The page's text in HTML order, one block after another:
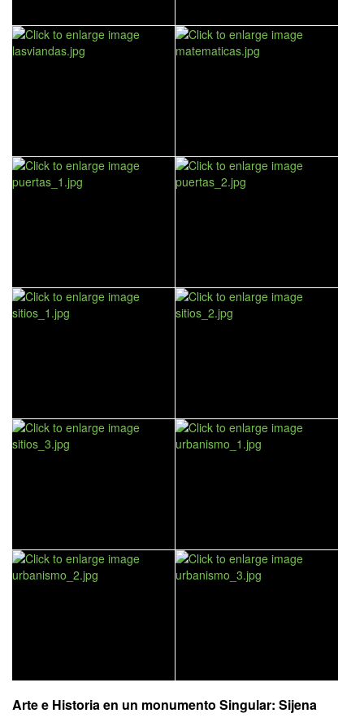
Arte e Historia en un monumento Singular: Sijena